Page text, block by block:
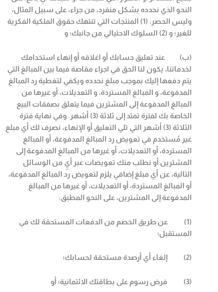
النحو الذي نحدده بشكل منفرد، من جراء، على سبيل المثال،
وليس الحصر: (1) المنتجات التي تنتهك حقوق الملكية الفكرية
للغير؛ و (2) السلوك الاحتيالي من جانبك؛ و
(ب) عند تعليق حسابك أو اغلاقه أو إنهاء استخدامك
لخدماتنا، يكون لنا الحق في اجراء مقاصة فيما بين المبالغ التي
يتم دفعها إليك بموجب مبلغ نحدده ويكفي لتغطية رد المبالغ
المدفوعة، و المبالغ المستردة، و التعديلات، أو غيرها من
المبالغ المدفوعة إلى المشترين فيما يتعلق بصفقات البيع
الخاصة بك لفترة تمتد إلى ثلاثة (3 ) أشهر. وفي نهاية فترة
الثلاثة (3) أشهر التي تلي التعليق أو الإنهاء، نصرف لك أي مبلغ
غير مُستخدم في تعويض رد المبالغ المدفوعة، أو المبالغ
المستردة، أو التعديلات، أو غيرها من المبالغ المدفوعة إلى
المشترين أو نطلب منك تعويضات عبر أيٍ من الوسائل
التالية، عن أي مبلغ إضافي يلزم لتعويض رد المبالغ المدفوعة،
أو المبالغ المستردة، أو التعديلات، أو غيرها من المبالغ
المدفوعة إلى المشترين، على النحو المطبق:
(1)
عن طريق الخصم من الدفعات المستحقة لك في
المستقبل؛
(2) إلغاء أي أرصدة مستحقة لحسابك؛
(3) فرض رسوم على بطاقتك الائتمانية؛ أو